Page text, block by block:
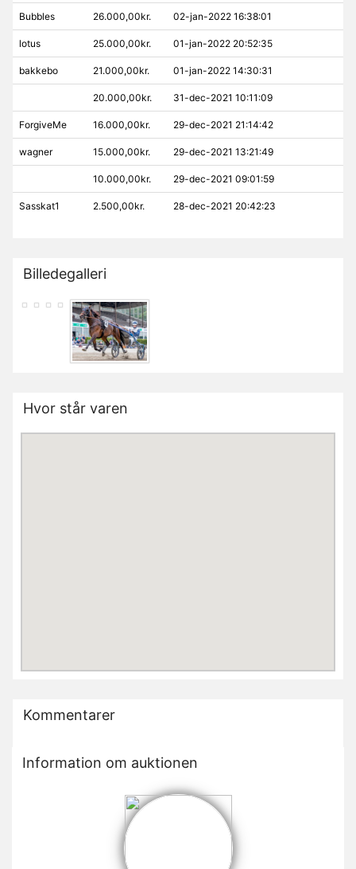
Bubbles 26.000,00kr. 02-jan-2022 16:38:01
lotus 25.000,00kr. 01-jan-2022 20:52:35
bakkebo 21.000,00kr. 01-jan-2022 14:30:31
20.000,00kr. 31-dec-2021 10:11:09
ForgiveMe 16.000,00kr. 29-dec-2021 21:14:42
wagner 15.000,00kr. 29-dec-2021 13:21:49
10.000,00kr. 29-dec-2021 09:01:59
Sasskat1 2.500,00kr. 28-dec-2021 20:42:23
Billedegalleri
Hvor står varen
Kommentarer
Information om auktionen